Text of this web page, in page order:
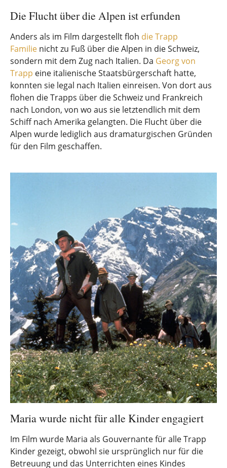
Die Flucht über die Alpen ist erfunden
Anders als im Film dargestellt floh die Trapp
Familie nicht zu Fuß über die Alpen in die Schweiz,
sondern mit dem Zug nach Italien. Da Georg von
Trapp eine italienische Staatsbürgerschaft hatte,
konnten sie legal nach Italien einreisen. Von dort aus
flohen die Trapps über die Schweiz und Frankreich
nach London, von wo aus sie letztendlich mit dem
Schiff nach Amerika gelangten. Die Flucht über die
Alpen wurde lediglich aus dramaturgischen Gründen
für den Film geschaffen.
Maria wurde nicht für alle Kinder engagiert
Im Film wurde Maria als Gouvernante für alle Trapp
Kinder gezeigt, obwohl sie ursprünglich nur für die
Betreuung und das Unterrichten eines Kindes